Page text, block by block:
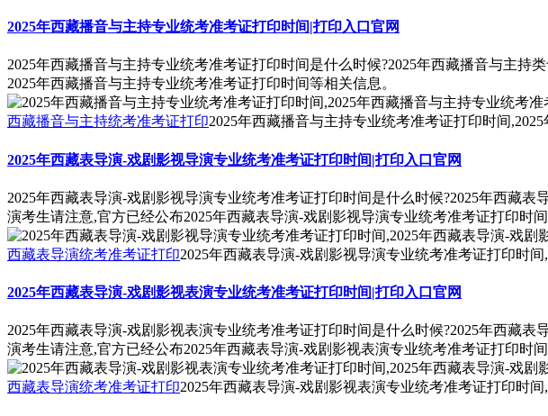
2025年西藏播音与主持专业统考准考证打印时间|打印入口官网
2025年西藏播音与主持专业统考准考证打印时间是什么时候?2025年西藏播音与主
2025年西藏播音与主持专业统考准考证打印时间等相关信息。
西藏播音与主持统考准考证打印2025年西藏播音与主持专业统考准考证打印时间
2025年西藏表导演-戏剧影视导演专业统考准考证打印时间|打印入口官网
2025年西藏表导演-戏剧影视导演专业统考准考证打印时间是什么时候?2025年西藏
演考生请注意,官方已经公布2025年西藏表导演-戏剧影视导演专业统考准考证打印时间
西藏表导演统考准考证打印2025年西藏表导演-戏剧影视导演专业统考准考证打印时
2025年西藏表导演-戏剧影视表演专业统考准考证打印时间|打印入口官网
2025年西藏表导演-戏剧影视表演专业统考准考证打印时间是什么时候?2025年西藏
演考生请注意,官方已经公布2025年西藏表导演-戏剧影视表演专业统考准考证打印时间
西藏表导演统考准考证打印2025年西藏表导演-戏剧影视表演专业统考准考证打印时